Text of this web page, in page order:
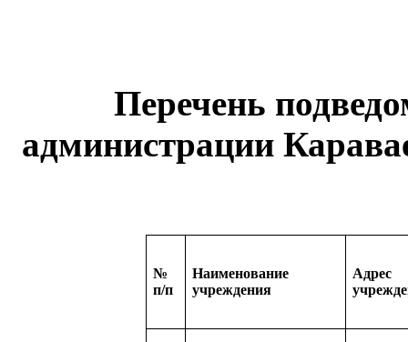
Перечень
администрации
№
п/п
Наименование
учреждения
Адрес